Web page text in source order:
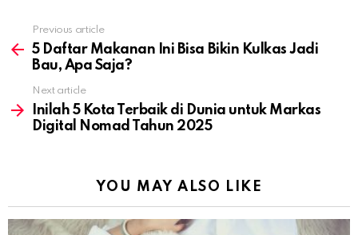
more
Previous article
5 Daftar Makanan Ini Bisa Bikin Kulkas Jadi
Bau, Apa Saja?
Next article
Inilah 5 Kota Terbaik di Dunia untuk Markas
Digital Nomad Tahun 2025
YOU MAY ALSO LIKE